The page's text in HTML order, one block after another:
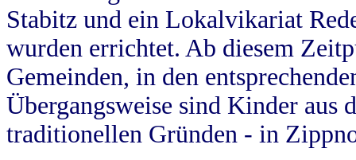
Stabitz und ein Lokalvikariat
wurden errichtet. Ab diesem
Gemeinden, in den
Übergangsweise sind Kinder aus
traditionellen Gründen - in